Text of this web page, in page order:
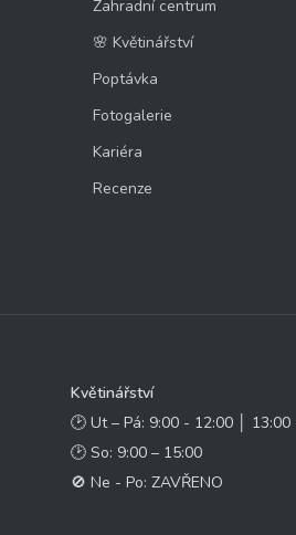
Zahradní centrum
🌸 Květinářství
Poptávka
Fotogalerie
Kariéra
Recenze
Květinářství
🕑 Ut – Pá: 9:00 - 12:00 │ 13:00
🕑 So: 9:00 – 15:00
🚫 Ne - Po: ZAVŘENO